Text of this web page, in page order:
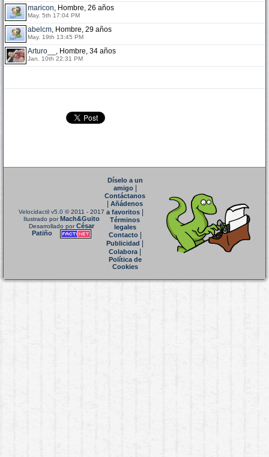
maricon, Hombre, 26 años
May. 5th 17:04 PM
abelcm, Hombre, 29 años
May. 19th 13:45 PM
Arturo__ , Hombre, 34 años
Jan. 10th 22:31 PM
Velocidactil v5.0 © 2011 - 2017
Ilustrado porMach&Guito
Desarrollado porCésar
Patiño
Díselo a un
amigo|
Contáctanos
Añádenos
a favoritos
Términos
legales
Contacto|
Publicidad
Colabora|
Política de
Cookies